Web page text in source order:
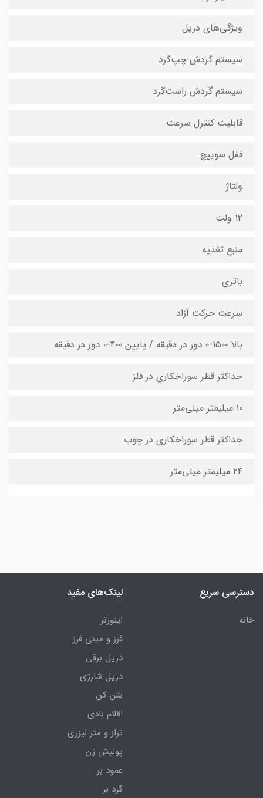
ویژگی‌های دریل
سیستم گردش چپ‌گرد
سیستم گردش راست‌گرد
قابلیت کنترل سرعت
قفل سوییچ
ولتاژ
۱۲ ولت
منبع تغذیه
باتری
سرعت حرکت آزاد
بالا ۱۵۰۰-۰ دور در دقیقه / پایین ۴۰۰-۰ دور در دقیقه
حداکثر قطر سوراخکاری در فلز
۱۰ میلیمتر میلی‌متر
حداکثر قطر سوراخکاری در چوب
۲۴ میلیمتر میلی‌متر
دسترسی سریع
خانه
لینک‌های مفید
اینورتر
فرز و مینی فرز
دریل برقی
دریل شارژی
بتن کن
اقلام بادی
تراز و متر لیزری
پولیش زن
عمود بر
گرد بر